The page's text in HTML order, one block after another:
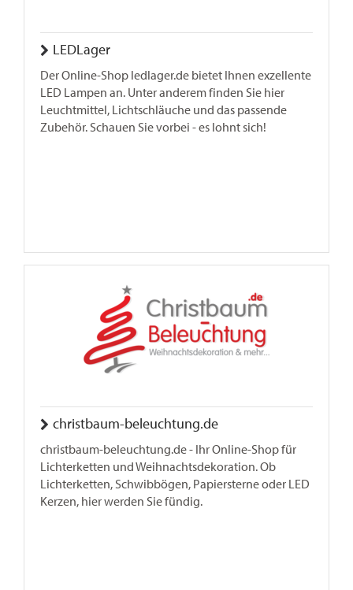
LEDLager
Der Online-Shop ledlager.de bietet Ihnen exzellente
LED Lampen an. Unter anderem finden Sie hier
Leuchtmittel, Lichtschläuche und das passende
Zubehör. Schauen Sie vorbei - es lohnt sich!
christbaum-beleuchtung.de
christbaum-beleuchtung.de - Ihr Online-Shop für
Lichterketten und Weihnachtsdekoration. Ob
Lichterketten, Schwibbögen, Papiersterne oder LED
Kerzen, hier werden Sie fündig.